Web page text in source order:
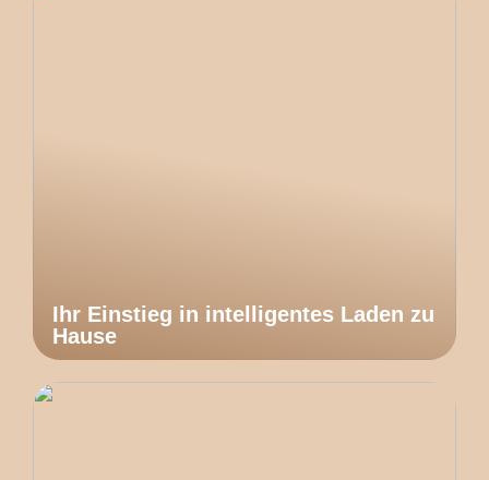
Ihr Einstieg in intelligentes Laden zu
Hause